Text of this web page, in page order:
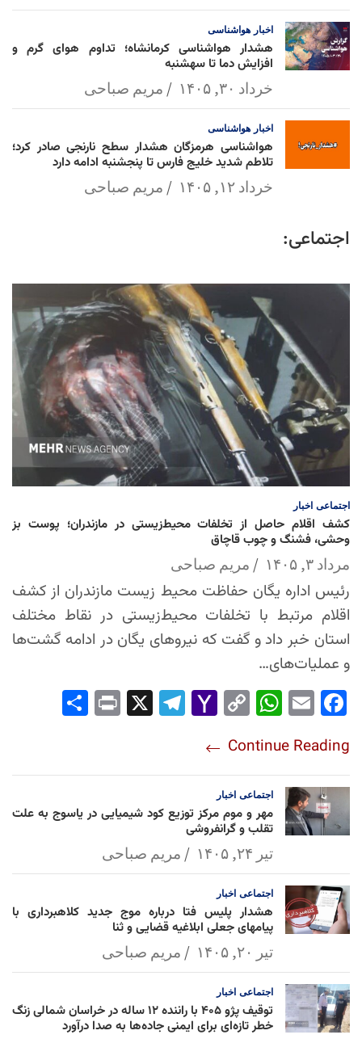
اخبار هواشناسی
هشدار هواشناسی کرمانشاه؛ تداوم هوای گرم و
افزایش دما تا سهشنبه
خرداد ۳۰, ۱۴۰۵ مریم صباحی
اخبار هواشناسی
هواشناسی هرمزگان هشدار سطح نارنجی صادر کرد؛
تلاطم شدید خلیج فارس تا پنجشنبه ادامه دارد
خرداد ۱۲, ۱۴۰۵ مریم صباحی
اجتماعی:
اجتماعی اخبار
کشف اقلام حاصل از تخلفات محیط‌زیستی در مازندران؛ پوست بز
وحشی، فشنگ و چوب قاچاق
مرداد ۳, ۱۴۰۵ مریم صباحی
رئیس اداره یگان حفاظت محیط زیست مازندران از کشف
اقلام مرتبط با تخلفات محیط‌زیستی در نقاط مختلف
استان خبر داد و گفت که نیروهای یگان در ادامه گشت‌ها
و عملیات‌های…
Fac
ok
Em
Wh
Ap
p
Co
Lin
k
Yah
l
Tel
Pri
Continue Reading
اجتماعی اخبار
مهر و موم مرکز توزیع کود شیمیایی در یاسوج به علت
تقلب و گرانفروشی
تیر ۲۴, ۱۴۰۵ مریم صباحی
اجتماعی اخبار
هشدار پلیس فتا درباره موج جدید کلاهبرداری با
پیامهای جعلی ابلاغیه قضایی و ثنا
تیر ۲۰, ۱۴۰۵ مریم صباحی
اجتماعی اخبار
توقیف پژو ۴۰۵ با راننده ۱۲ ساله در خراسان شمالی زنگ
خطر تازه‌ای برای ایمنی جاده‌ها به صدا درآورد